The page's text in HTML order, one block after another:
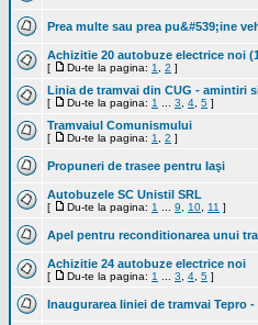
Prea multe sau prea pu&#539;ine
Achizitie 20 autobuze electrice noi
[ Du-te la pagina: 1 2 ]
Linia de tramvai din CUG - amintiri
[ Du-te la pagina: 1 3 4 5 ]
Tramvaiul Comunismului
[ Du-te la pagina: 1 2 ]
Propuneri de trasee pentru Iaşi
Autobuzele SC Unistil SRL
[ Du-te la pagina: 1 9 10 11 ]
Apel pentru reconditionarea unui
Achizitie 24 autobuze electrice noi
[ Du-te la pagina: 1 3 4 5 ]
Inaugurarea liniei de tramvai Tepro